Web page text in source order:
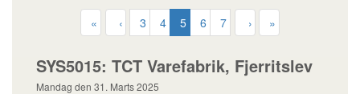
« ‹ 3 4 5 6 7 › »
SYS5015: TCT Varefabrik, Fjerritslev
Mandag den 31. Marts 2025